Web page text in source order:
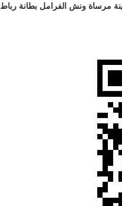
مرساة ونش الفرامل بطانة رباط